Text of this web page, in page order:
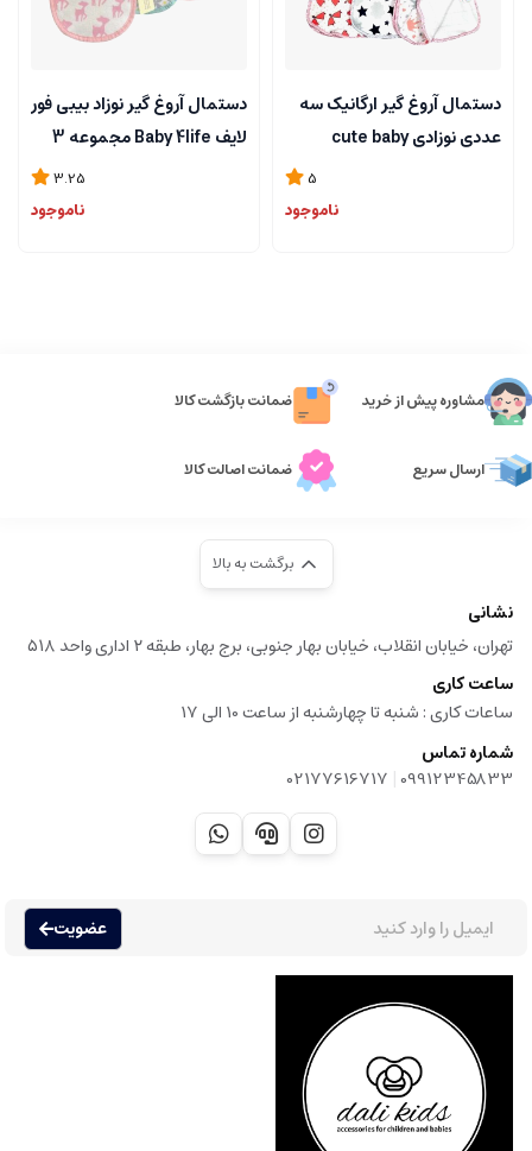
دستمال آروغ گیر ارگانیک سه
عددی نوزادی cute baby
5
ناموجود
دستمال آروغ گیر نوزاد بیبی فور
لایف Baby 4life مجموعه 3
3.25
ناموجود
مشاوره پیش از خرید ضمانت بازگشت کالا
ارسال سریع ضمانت اصالت کالا
برگشت به بالا
نشانی
تهران، خیابان انقلاب، خیابان بهار جنوبی، برج بهار، طبقه ۲ اداری واحد ۵۱۸
ساعت کاری
ساعات کاری :‌ شنبه تا چهارشنبه از ساعت 10 الی 17
شماره تماس
09912345833
|
02177616717
عضویت